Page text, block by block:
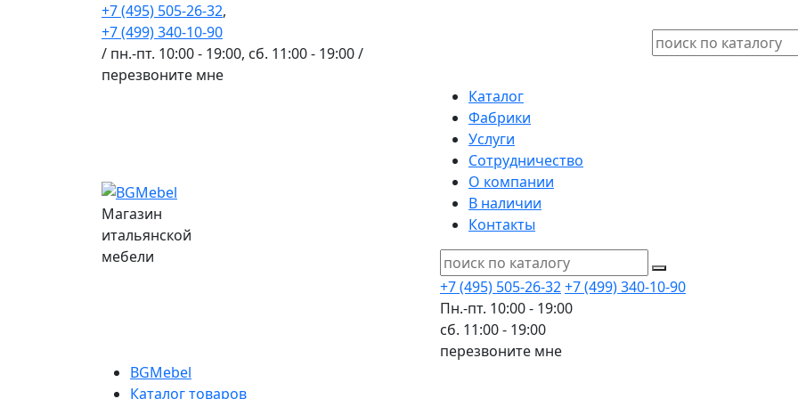
+7 (495) 505-26-32,
+7 (499) 340-10-90
/ пн.-пт. 10:00 - 19:00, сб. 11:00 - 19:00 /
перезвоните мне
Магазин
итальянской
мебели
Каталог
Фабрики
Услуги
Сотрудничество
О компании
В наличии
Контакты
+7 (495) 505-26-32+7 (499) 340-10-90
Пн.-пт. 10:00 - 19:00
сб. 11:00 - 19:00
перезвоните мне
BGMebel
Каталог товаров